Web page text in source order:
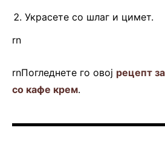
Украсете со шлаг и цимет.
rn
rnПогледнете го овој рецепт
со кафе крем.